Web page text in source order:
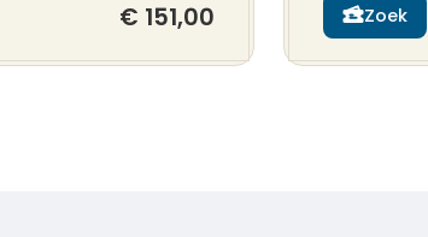
€ 151,00 Zoek